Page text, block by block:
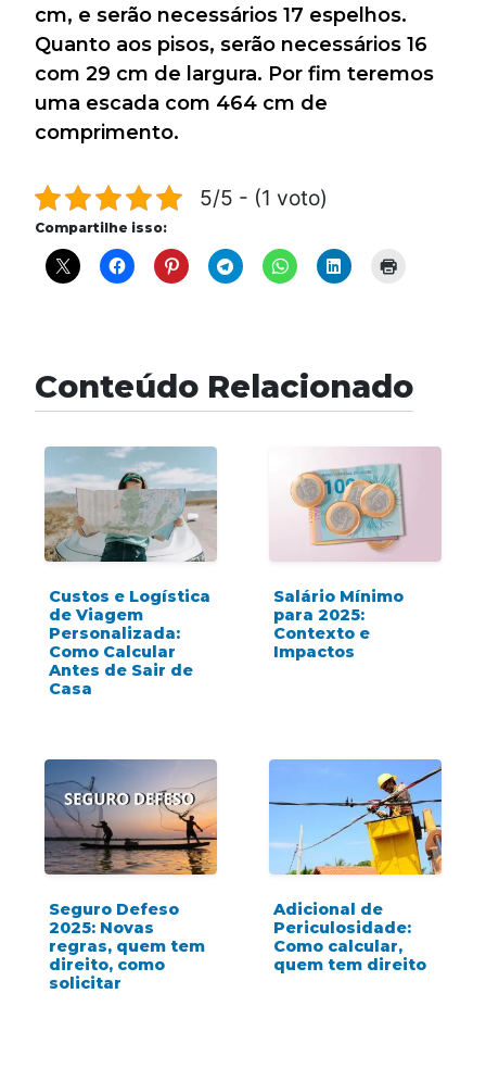
cm, e serão necessários 17 espelhos.
Quanto aos pisos, serão necessários 16
com 29 cm de largura. Por fim teremos
uma escada com 464 cm de
comprimento.
5/5 - (1 voto)
Compartilhe isso:
Conteúdo Relacionado
Custos e Logística
de Viagem
Personalizada:
Como Calcular
Antes de Sair de
Casa
Salário Mínimo
para 2025:
Contexto e
Impactos
Seguro Defeso
2025: Novas
regras, quem tem
direito, como
solicitar
Adicional de
Periculosidade:
Como calcular,
quem tem direito